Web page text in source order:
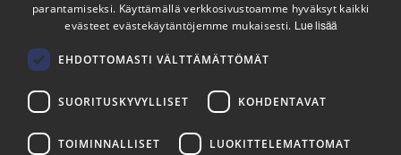
Tilaa uutiskirjeemme
Seuraa meitä
LinkedIn Facebook Instagram
ENGLISH
parantamiseksi. Käyttämällä verkkosivustoamme hyväksyt kaikki
evästeet evästekäytäntöjemme mukaisesti. Lue lisää
EHDOTTOMASTI VÄLTTÄMÄTTÖMÄT
SUORITUSKYVYLLISET KOHDENTAVAT
TOIMINNALLISET LUOKITTELEMATTOMAT